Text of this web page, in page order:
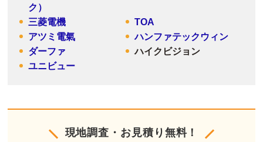
ク）
三菱電機
TOA
アツミ電氣
ハンファテックウィン
ダーファ
ハイクビジョン
ユニビュー
現地調査・お見積り無料！